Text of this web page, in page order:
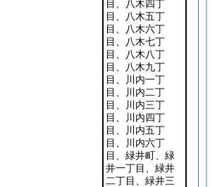
目、八木四丁
目、八木五丁
目、八木六丁
目、八木七丁
目、八木八丁
目、八木九丁
目、川内一丁
目、川内二丁
目、川内三丁
目、川内四丁
目、川内五丁
目、川内六丁
目、緑井町、緑
井一丁目、緑井
二丁目、緑井三